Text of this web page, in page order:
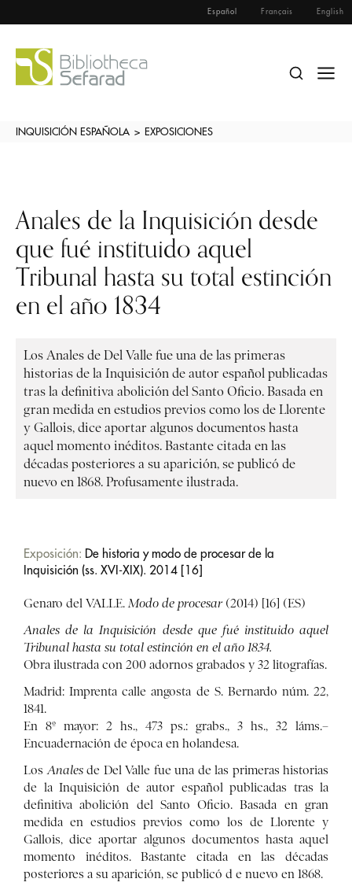
Español Français English
INQUISICIÓN ESPAÑOLA > EXPOSICIONES
Anales de la Inquisición desde
que fué instituido aquel
Tribunal hasta su total estinción
en el año 1834
Los Anales de Del Valle fue una de las primeras
historias de la Inquisición de autor español publicadas
tras la definitiva abolición del Santo Oficio. Basada en
gran medida en estudios previos como los de Llorente
y Gallois, dice aportar algunos documentos hasta
aquel momento inéditos. Bastante citada en las
décadas posteriores a su aparición, se publicó de
nuevo en 1868. Profusamente ilustrada.
Exposición: De historia y modo de procesar de la
Inquisición (ss. XVI-XIX). 2014 [16]
Genaro del VALLE. Modo de procesar(2014) [16] (ES)
Anales de la Inquisición desde que fué instituido aquel
Tribunal hasta su total estinción en el año 1834.
Obra ilustrada con 200 adornos grabados y 32 litografías.
Madrid: Imprenta calle angosta de S. Bernardo núm. 22,
1841.
En 8º mayor: 2 hs., 473 ps.: grabs., 3 hs., 32 láms.–
Encuadernación de época en holandesa.
LosAnalesde Del Valle fue una de las primeras historias
de la Inquisición de autor español publicadas tras la
definitiva abolición del Santo Oficio. Basada en gran
medida en estudios previos como los de Llorente y
Gallois, dice aportar algunos documentos hasta aquel
momento inéditos. Bastante citada en las décadas
posteriores a su aparición, se publicó d e nuevo en 1868.